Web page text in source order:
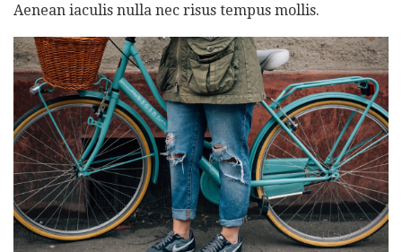
Aenean iaculis nulla nec risus tempus mollis.